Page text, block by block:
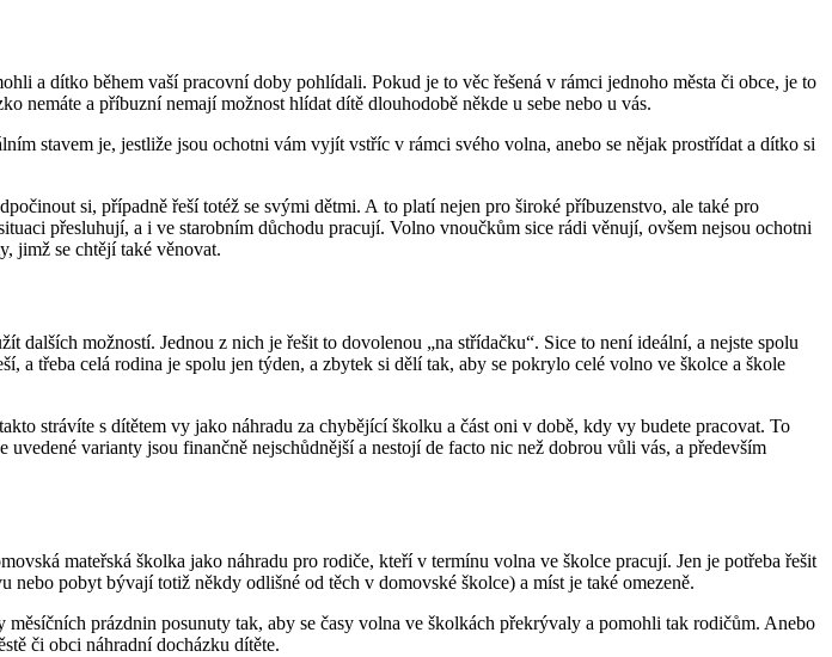
a dítko během vaší pracovní doby pohlídali. Pokud je to věc řešená v rámci jednoho města či obce, je to
a příbuzní nemají možnost hlídat dítě dlouhodobě někde u sebe nebo u vás.
stavem je, jestliže jsou ochotni vám vyjít vstříc v rámci svého volna, anebo se nějak prostřídat a dítko si
si, případně řeší totéž se svými dětmi. A to platí nejen pro široké příbuzenstvo, ale také pro
přesluhují, a i ve starobním důchodu pracují. Volno vnoučkům sice rádi věnují, ovšem nejsou ochotni
jimž se chtějí také věnovat.
možností. Jednou z nich je řešit to dovolenou „na střídačku“. Sice to není ideální, a nejste spolu
třeba celá rodina je spolu jen týden, a zbytek si dělí tak, aby se pokrylo celé volno ve školce a škole
strávíte s dítětem vy jako náhradu za chybějící školku a část oni v době, kdy vy budete pracovat. To
varianty jsou finančně nejschůdnější a nestojí de facto nic než dobrou vůli vás, a především
mateřská školka jako náhradu pro rodiče, kteří v termínu volna ve školce pracují. Jen je potřeba řešit
pobyt bývají totiž někdy odlišné od těch v domovské školce) a míst je také omezeně.
prázdnin posunuty tak, aby se časy volna ve školkách překrývaly a pomohli tak rodičům. Anebo
či obci náhradní docházku dítěte.